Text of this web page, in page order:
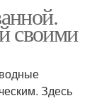
своими
Здесь